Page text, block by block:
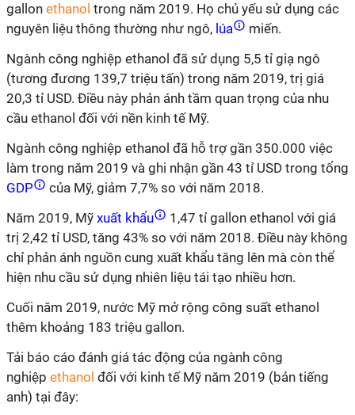
gallon ethanol trong năm 2019. Họ chủ yếu sử dụng các
nguyên liệu thông thường như ngô, lúa
miến.
Ngành công nghiệp ethanol đã sử dụng 5,5 tỉ giạ ngô
(tương đương 139,7 triệu tấn) trong năm 2019, trị giá
20,3 tỉ USD. Điều này phản ánh tầm quan trọng của nhu
cầu ethanol đối với nền kinh tế Mỹ.
Ngành công nghiệp ethanol đã hỗ trợ gần 350.000 việc
làm trong năm 2019 và ghi nhận gần 43 tỉ USD trong tổng
GDP
của Mỹ, giảm 7,7% so với năm 2018.
Năm 2019, Mỹ xuất khẩu
1,47 tỉ gallon ethanol với giá
trị 2,42 tỉ USD, tăng 43% so với năm 2018. Điều này không
chỉ phản ánh nguồn cung xuất khẩu tăng lên mà còn thể
hiện nhu cầu sử dụng nhiên liệu tái tạo nhiều hơn.
Cuối năm 2019, nước Mỹ mở rộng công suất ethanol
thêm khoảng 183 triệu gallon.
Tải báo cáo đánh giá tác động của ngành công
nghiệp ethanol đối với kinh tế Mỹ năm 2019 (bản tiếng
anh) tại đây: